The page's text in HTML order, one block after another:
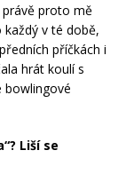
právě proto mě
v té době,
příčkách i
hrát koulí s
bowlingové
Liší se